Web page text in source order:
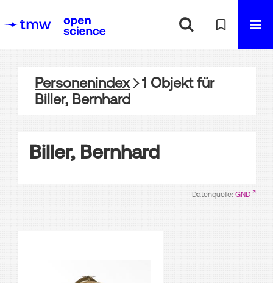
Personenindex 1 Objektfür
Biller, Bernhard
Biller, Bernhard
Datenquelle: GND